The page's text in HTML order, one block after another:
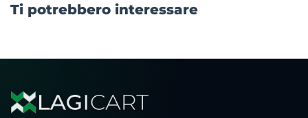
Ti potrebbero interessare